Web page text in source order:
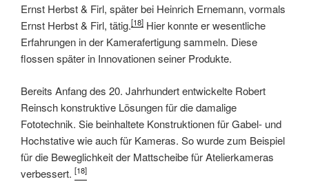
Ernst Herbst & Firl, später bei Heinrich Ernemann, vormals
Ernst Herbst & Firl, tätig.[18] Hier konnte er wesentliche
Erfahrungen in der Kamerafertigung sammeln. Diese
flossen später in Innovationen seiner Produkte.
Bereits Anfang des 20. Jahrhundert entwickelte Robert
Reinsch konstruktive Lösungen für die damalige
Fototechnik. Sie beinhaltete Konstruktionen für Gabel- und
Hochstative wie auch für Kameras. So wurde zum Beispiel
für die Beweglichkeit der Mattscheibe für Atelierkameras
verbessert. [18]